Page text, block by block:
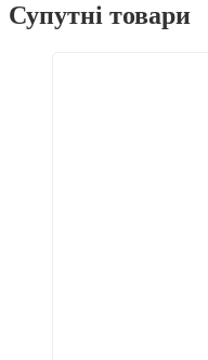
Супутні товари